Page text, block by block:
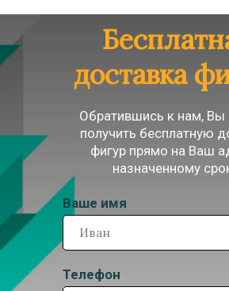
Ваше имя
Телефон
доставка
Обратившись к нам,
получить бесплатную
фигур прямо на Ваш
назначенному